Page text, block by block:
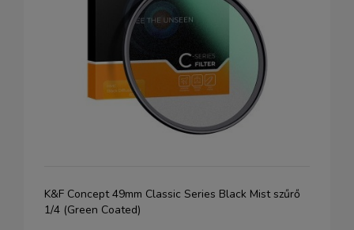
K&F Concept 49mm Classic Series Black Mist szűrő
1/4 (Green Coated)